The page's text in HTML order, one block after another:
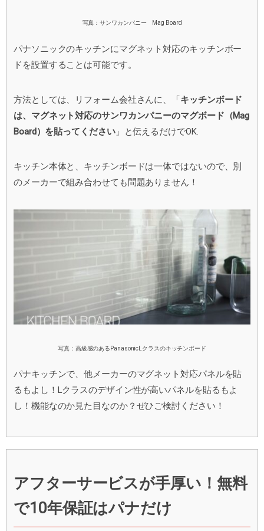
写真：サンワカンパニー Mag Board
パナソニックのキッチンにマグネット対応のキッチンボー
ドを設置することは可能です。
方法としては、リフォーム会社さんに、「キッチンボード
は、マグネット対応のサンワカンパニーのマグボード（Mag
Board）を貼ってください」と伝えるだけでOK.
キッチン本体と、キッチンボードは一体ではないので、別
のメーカーで組み合わせても問題ありません！
写真：高級感のあるPanasonicLクラスのキッチンボード
パナキッチンで、他メーカーのマグネット対応パネルを貼
るもよし！Lクラスのデザイン性が高いパネルを貼るもよ
し！機能なのか見た目なのか？ぜひご検討ください！
アフターサービスが手厚い！無料
で10年保証はパナだけ